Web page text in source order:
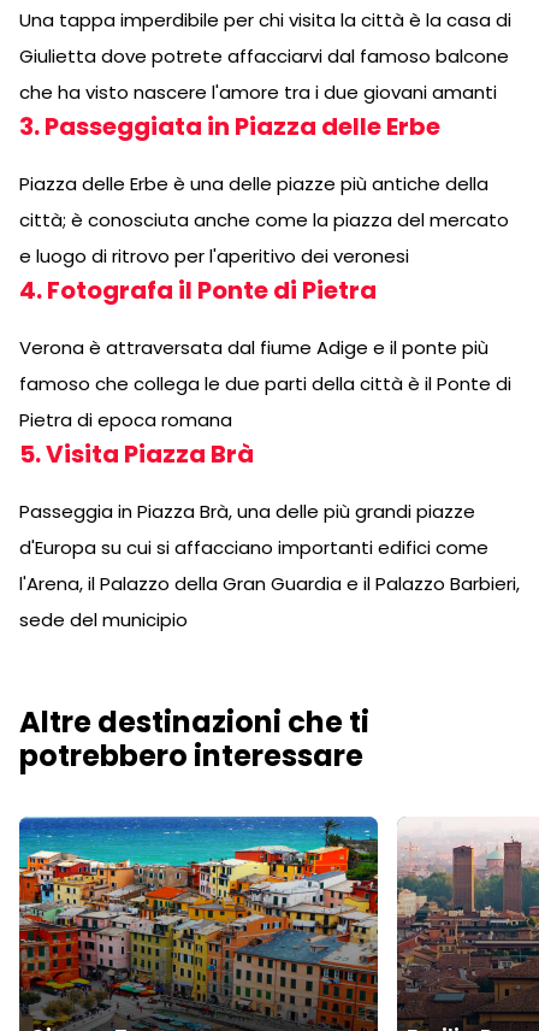
Una tappa imperdibile per chi visita la città è la casa di
Giulietta dove potrete affacciarvi dal famoso balcone
che ha visto nascere l'amore tra i due giovani amanti
3. Passeggiata in Piazza delle Erbe
Piazza delle Erbe è una delle piazze più antiche della
città; è conosciuta anche come la piazza del mercato
e luogo di ritrovo per l'aperitivo dei veronesi
4. Fotografa il Ponte di Pietra
Verona è attraversata dal fiume Adige e il ponte più
famoso che collega le due parti della città è il Ponte di
Pietra di epoca romana
5. Visita Piazza Brà
Passeggia in Piazza Brà, una delle più grandi piazze
d'Europa su cui si affacciano importanti edifici come
l'Arena, il Palazzo della Gran Guardia e il Palazzo Barbieri,
sede del municipio
Altre destinazioni che ti
potrebbero interessare